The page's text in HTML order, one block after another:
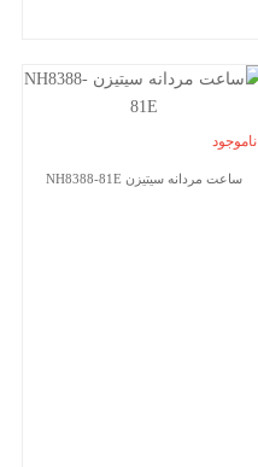
ناموجود
ساعت مردانه سیتیزن NH8388-81E